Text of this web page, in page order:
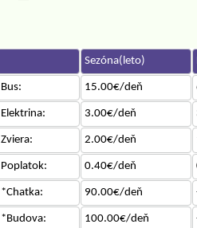
Sezóna(leto)
Bus: 15.00€/deň
Elektrina: 3.00€/deň
Zviera: 2.00€/deň
Poplatok: 0.40€/deň
*Chatka: 90.00€/deň
*Budova: 100.00€/deň